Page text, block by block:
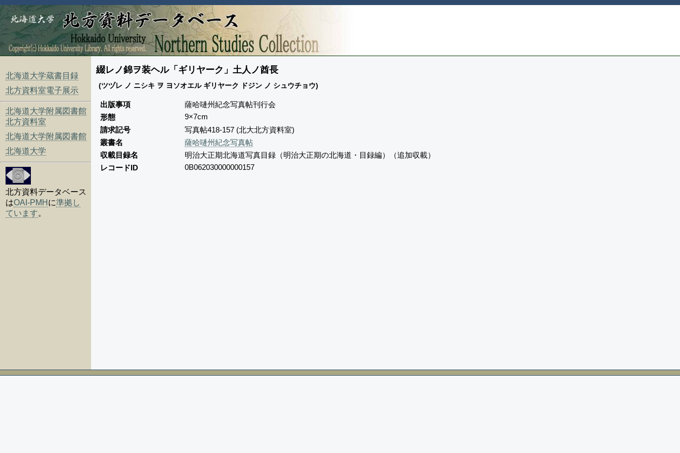
北海道大学蔵書目録
北方資料室電子展示
北海道大学附属図書館
北方資料室
北海道大学附属図書館
北海道大学
北方資料データベース
はOAI-PMH に準拠し
ています。
綴レノ錦ヲ装ヘル「ギリヤーク」土人ノ酋長
(ツヅレ ノ ニシキ ヲ ヨソオエル ギリヤーク ドジン ノ シュウチョウ)
出版事項
薩哈嗹州紀念写真帖刊行会
形態
9×7cm
請求記号
写真帖418-157 (北大北方資料室)
叢書名
薩哈嗹州紀念写真帖
収載目録名
明治大正期北海道写真目録（明治大正期の北海道・目録編）（追加収載）
レコードID
0B062030000000157